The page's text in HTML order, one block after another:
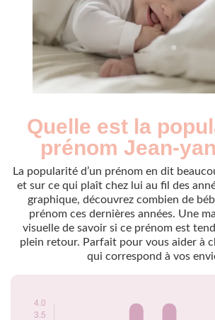
Quelle est la
prénom Jean-
La popularité d’un prénom en dit
et sur ce qui plaît chez lui au fil des
graphique, découvrez combien de
prénom ces dernières années. Une
visuelle de savoir si ce prénom est
plein retour. Parfait pour vous aider à
qui correspond à vos
yannick par année
Année
Nouveaux-
nés
3
1975
3
1976
4
1977
4
1978
3
1981
3
1991
3